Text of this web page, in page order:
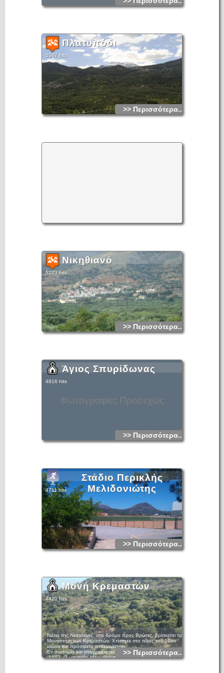
- Ευρήματα ανασκαφικής έρευνας του Εμμ. Μαυροειδή σε
Υστερομινωικό τάφο Τουρλωτής Σητείας,
- Ευρήματα ανασκαφικής έρευνας του Εμμ. Μαυροειδή σε
τάφο του Καλού Χωριού (αρχ. Ιστρώνα). Ελληνιστικών
- Ευρήματα από περισυλλογές σε διάφορες περιοχές του
Μεραμβέλλου και από παραδόσεις,
- Αρχαιότητες προερχόμενες από τον Άγιο Νικόλαο (αρχαία
Λατώ προς Καμάρα) και άλλες περιοχές του νομού, από
συγκέντρωση από τις Ιταλικές δυνάμεις κατοχής,
Πλατυπόδι
5347 hits
>> Περισσότερα...
Νικηθιανό
5223 hits
>> Περισσότερα...
Φωτογραφίες Προσεχώς
Άγιος Σπυρίδωνας
4816 hits
>> Περισσότερα...
Στάδιο Περικλής
Μελιδονιώτης
4711 hits
>> Περισσότερα...
Μονή Κρεμαστών
4420 hits
Νότια της Νεάπολης, στο δρόμο προς Βρύσες, βρίσκεται το
Μοναστήρι των Κρεμαστών. Χτίστηκε στο τέλος του 16ου
αιώνα και πρόσφατα ανακαινίστηκε.
Εν συντομία και επιγραμματικά:
-1593: Ο μοναχός Μητροφάνης Αγαπητός ιδρύει τη Μονή.
>> Περισσότερα...